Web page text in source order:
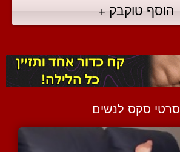
הוסף טוקבק +
סרטי סקס לנשים